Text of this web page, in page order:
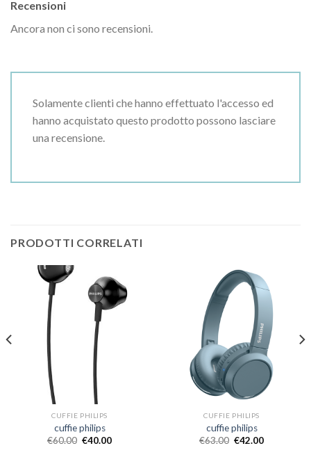
Recensioni
Ancora non ci sono recensioni.
Solamente clienti che hanno effettuato l'accesso ed
hanno acquistato questo prodotto possono lasciare
una recensione.
PRODOTTI CORRELATI
CUFFIE PHILIPS
cuffie philips
€60.00 €40.00
CUFFIE PHILIPS
cuffie philips
€63.00 €42.00